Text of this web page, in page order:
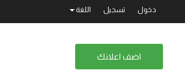
دخول تسجيل اللغة
اضف اعلانك